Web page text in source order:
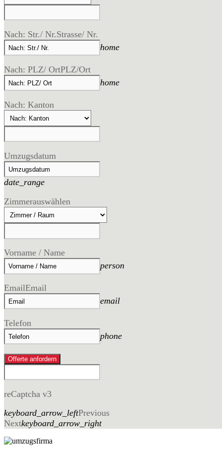
Nach: Str./ Nr.Strasse/ Nr.
home
Nach: PLZ/ OrtPLZ/Ort
home
Nach: Kanton
Umzugsdatum
date_range
Zimmerauswählen
Vorname / Name
person
EmailEmail
email
Telefon
phone
Offerte anfordern
reCaptcha v3
keyboard_arrow_leftPrevious
Nextkeyboard_arrow_right